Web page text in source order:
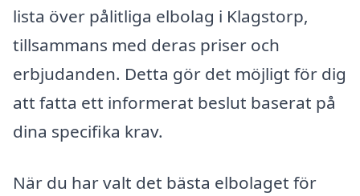
lista över pålitliga elbolag i Klagstorp,
tillsammans med deras priser och
erbjudanden. Detta gör det möjligt för dig
att fatta ett informerat beslut baserat på
dina specifika krav.
När du har valt det bästa elbolaget för